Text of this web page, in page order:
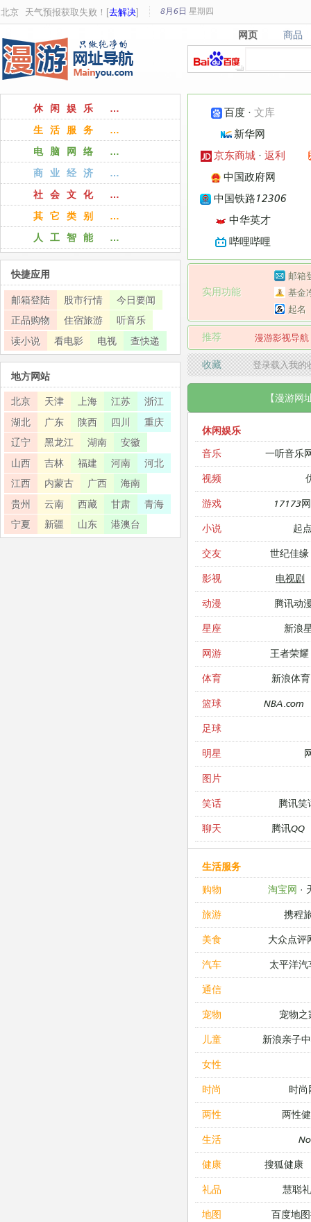
北京 天气预报获取失败！[去解决] 8月6日 星期四
网页
网页 商品
商品
百度 ·文库
新华网
京东商城 ·返利
中国政府网
中国铁路12306
中华英才
哔哩哔哩
实用功能
邮箱
基金
起名
推荐 漫游影视导航
收藏 登录载入我
【漫游网
休闲娱乐
音乐
一听音乐
视频
游戏 17173
小说 起
交友 世纪佳缘
影视 电视剧
动漫 腾讯动
星座 新浪
网游 王者荣耀
体育 新浪体育
篮球 NBA.com
足球
明星
图片
笑话 腾讯笑
聊天 腾讯QQ
生活服务
购物
淘宝网 ·
旅游 携程
美食 大众点评
汽车 太平洋汽
通信
宠物 宠物之
儿童 新浪亲子
女性
时尚 时尚
两性 两性
生活
健康 搜狐健康
礼品 慧聪
地图 百度地
休闲娱乐 …
生活服务 …
电脑网络 …
商业经济 …
社会文化 …
其它类别 …
人工智能 …
快捷应用
邮箱登陆 股市行情
今日要闻
正品购物
住宿旅游
听音乐
读小说
看电影 电视 查快递
地方网站
北京 天津 上海 江苏
浙江
湖北
广东 陕西 四川
重庆
辽宁
黑龙江 湖南
安徽
山西
吉林 福建 河南
河北
江西
内蒙古 广西
海南
贵州
云南 西藏 甘肃
青海
宁夏
新疆 山东 港澳台